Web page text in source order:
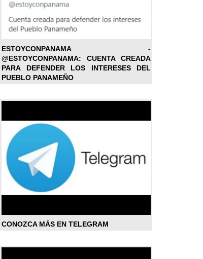
ESTOYCONPANAMA -
@ESTOYCONPANAMA: CUENTA CREADA
PARA DEFENDER LOS INTERESES DEL
PUEBLO PANAMEÑO
CONOZCA MÁS EN TELEGRAM